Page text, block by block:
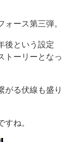
ース第三弾。
後という設定
トーリーとなっ
がる伏線も盛り
ね。